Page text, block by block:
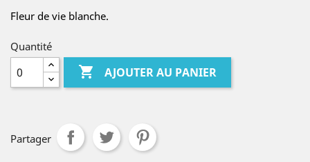
Fleur de vie blanche.
Quantité
 AJOUTER AU PANIER
Partager